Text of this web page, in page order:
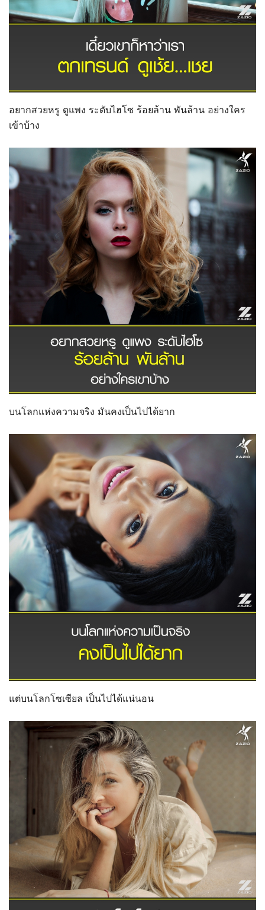
อยากสวยหรู ดูแพง ระดับไฮโซ ร้อยล้าน พันล้าน อย่างใคร
เข้าบ้าง
บนโลกแห่งความจริง มันคงเป็นไปได้ยาก
แต่บนโลกโซเซียล เป็นไปได้แน่นอน